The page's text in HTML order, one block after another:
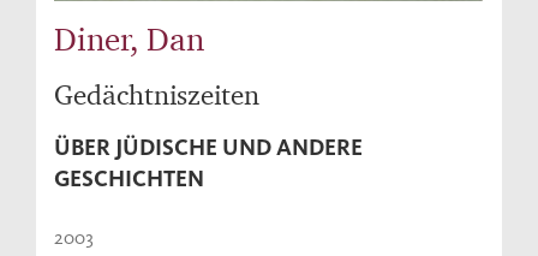
Diner, Dan
Gedächtniszeiten
ÜBER JÜDISCHE UND ANDERE
GESCHICHTEN
2003